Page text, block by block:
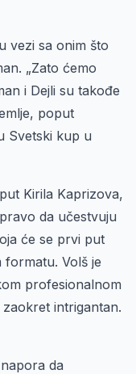
vezi sa onim što
„Zato ćemo
i Dejli su takođe
poput
Svetski kup u
Kirila Kaprizova,
da učestvuju
će se prvi put
Volš je
profesionalnom
intrigantan.
da